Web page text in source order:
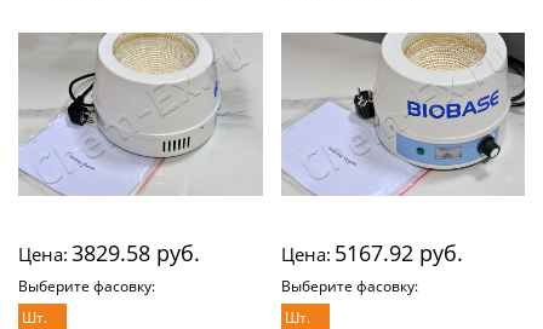
Цена: 3829.58 руб.
Выберите фасовку:
Шт.
Цена: 5167.92 руб.
Выберите фасовку:
Шт.